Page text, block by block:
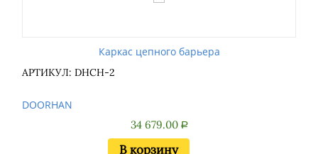
Каркас цепного барьера
АРТИКУЛ: DHCH-2
DOORHAN
34 679.00 Р
В корзину